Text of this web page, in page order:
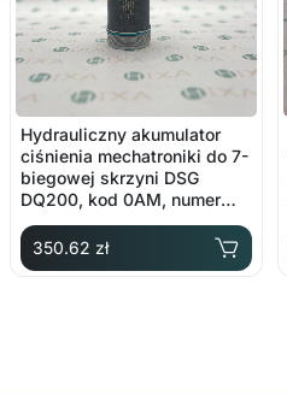
Hydrauliczny akumulator
ciśnienia mechatroniki do 7-
biegowej skrzyni DSG
DQ200, kod 0AM, numer
oryginalny 0AM325587F
350.62 zł